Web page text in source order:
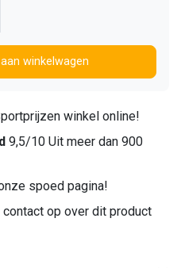
winkelwagen
winkel online!
9,5/10 Uit meer dan 900
spoed pagina!
contact op over dit product